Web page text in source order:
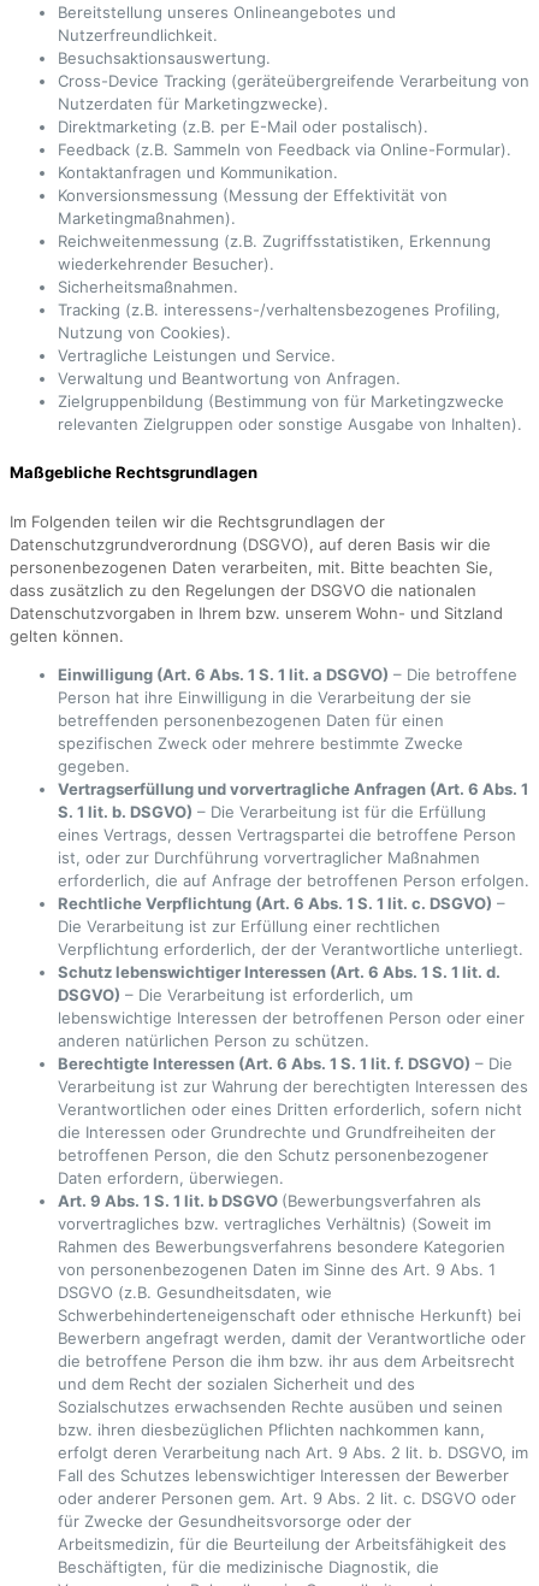
Bereitstellung unseres Onlineangebotes und
Nutzerfreundlichkeit.
Besuchsaktionsauswertung.
Cross-Device Tracking (geräteübergreifende Verarbeitung von
Nutzerdaten für Marketingzwecke).
Direktmarketing (z.B. per E-Mail oder postalisch).
Feedback (z.B. Sammeln von Feedback via Online-Formular).
Kontaktanfragen und Kommunikation.
Konversionsmessung (Messung der Effektivität von
Marketingmaßnahmen).
Reichweitenmessung (z.B. Zugriffsstatistiken, Erkennung
wiederkehrender Besucher).
Sicherheitsmaßnahmen.
Tracking (z.B. interessens-/verhaltensbezogenes Profiling,
Nutzung von Cookies).
Vertragliche Leistungen und Service.
Verwaltung und Beantwortung von Anfragen.
Zielgruppenbildung (Bestimmung von für Marketingzwecke
relevanten Zielgruppen oder sonstige Ausgabe von Inhalten).
Maßgebliche Rechtsgrundlagen
Im Folgenden teilen wir die Rechtsgrundlagen der
Datenschutzgrundverordnung (DSGVO), auf deren Basis wir die
personenbezogenen Daten verarbeiten, mit. Bitte beachten Sie,
dass zusätzlich zu den Regelungen der DSGVO die nationalen
Datenschutzvorgaben in Ihrem bzw. unserem Wohn- und Sitzland
gelten können.
Einwilligung (Art. 6 Abs. 1 S. 1 lit. a DSGVO) – Die betroffene
Person hat ihre Einwilligung in die Verarbeitung der sie
betreffenden personenbezogenen Daten für einen
spezifischen Zweck oder mehrere bestimmte Zwecke
gegeben.
Vertragserfüllung und vorvertragliche Anfragen (Art. 6 Abs. 1
S. 1 lit. b. DSGVO) – Die Verarbeitung ist für die Erfüllung
eines Vertrags, dessen Vertragspartei die betroffene Person
ist, oder zur Durchführung vorvertraglicher Maßnahmen
erforderlich, die auf Anfrage der betroffenen Person erfolgen.
Rechtliche Verpflichtung (Art. 6 Abs. 1 S. 1 lit. c. DSGVO) –
Die Verarbeitung ist zur Erfüllung einer rechtlichen
Verpflichtung erforderlich, der der Verantwortliche unterliegt.
Schutz lebenswichtiger Interessen (Art. 6 Abs. 1 S. 1 lit. d.
DSGVO) – Die Verarbeitung ist erforderlich, um
lebenswichtige Interessen der betroffenen Person oder einer
anderen natürlichen Person zu schützen.
Berechtigte Interessen (Art. 6 Abs. 1 S. 1 lit. f. DSGVO) – Die
Verarbeitung ist zur Wahrung der berechtigten Interessen des
Verantwortlichen oder eines Dritten erforderlich, sofern nicht
die Interessen oder Grundrechte und Grundfreiheiten der
betroffenen Person, die den Schutz personenbezogener
Daten erfordern, überwiegen.
Art. 9 Abs. 1 S. 1 lit. b DSGVO (Bewerbungsverfahren als
vorvertragliches bzw. vertragliches Verhältnis) (Soweit im
Rahmen des Bewerbungsverfahrens besondere Kategorien
von personenbezogenen Daten im Sinne des Art. 9 Abs. 1
DSGVO (z.B. Gesundheitsdaten, wie
Schwerbehinderteneigenschaft oder ethnische Herkunft) bei
Bewerbern angefragt werden, damit der Verantwortliche oder
die betroffene Person die ihm bzw. ihr aus dem Arbeitsrecht
und dem Recht der sozialen Sicherheit und des
Sozialschutzes erwachsenden Rechte ausüben und seinen
bzw. ihren diesbezüglichen Pflichten nachkommen kann,
erfolgt deren Verarbeitung nach Art. 9 Abs. 2 lit. b. DSGVO, im
Fall des Schutzes lebenswichtiger Interessen der Bewerber
oder anderer Personen gem. Art. 9 Abs. 2 lit. c. DSGVO oder
für Zwecke der Gesundheitsvorsorge oder der
Arbeitsmedizin, für die Beurteilung der Arbeitsfähigkeit des
Beschäftigten, für die medizinische Diagnostik, die